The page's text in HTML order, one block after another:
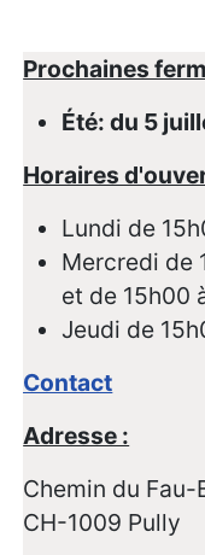
Prochaines
Été: du 5
Horaires
Lundi de
Mercredi de
et de 15h00
Jeudi de
Contact
Adresse :
Chemin du Fau-
CH-1009 Pully